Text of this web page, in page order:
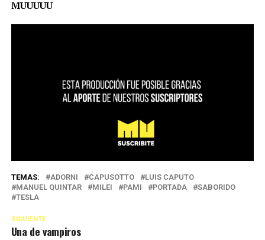
MUUUUU
TEMAS: ADORNI CAPUSOTTO
LUIS CAPUTO
MANUEL QUINTAR
MILEI PAMI PORTADA
SABORIDO
TESLA
SIGUIENTE
Una de vampiros